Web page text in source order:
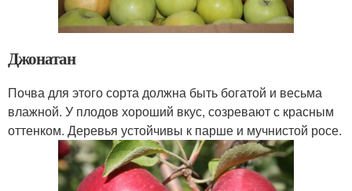
Джонатан
Почва для этого сорта должна быть богатой и весьма
влажной. У плодов хороший вкус, созревают с красным
оттенком. Деревья устойчивы к парше и мучнистой росе.